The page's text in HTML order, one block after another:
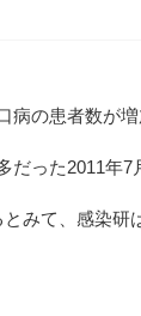
病の患者数が
だった2011年7
みて、感染研